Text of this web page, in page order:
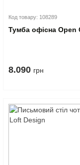
Код товару: 108289
Тумба офісна Open
8.090 грн